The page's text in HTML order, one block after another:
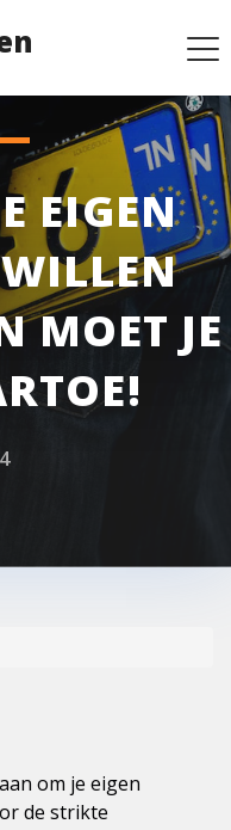
EIGEN
MOET JE
om je eigen
de strikte